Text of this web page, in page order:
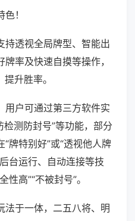
！
持透视全局牌型、智能出
率及快速自摸等操作，
升胜率。
用户可通过第三方软件实
检测防封号”等功能，部分
牌特别好”或“透视他人牌
台运行、自动连接等技
高”“不被封号”。
法于一体，二五八将、明